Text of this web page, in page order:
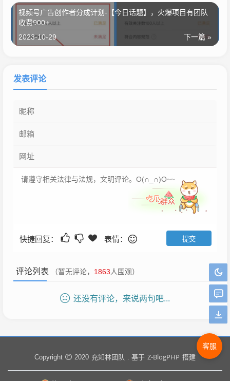
视频号广告创作者分成计划-【今日话题】，火爆项目有团队
收费900+
下一篇 »
2023-10-29
发表评论
快捷回复： 表情：
评论列表 （暂无评论， 1863人围观）
还没有评论，来说两句吧...
Copyright 2020 充知林团队 . 基于 Z-BlogPHP 搭建
客服